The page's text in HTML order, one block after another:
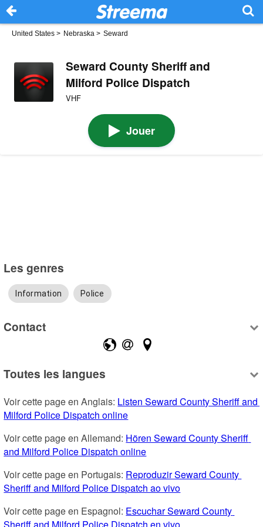
United States > Nebraska > Seward
Seward County Sheriff and
Milford Police Dispatch
VHF
Jouer
Les genres
Information Police
Contact
Toutes les langues
Voir cette page en Anglais: Listen Seward County Sheriff and
Milford Police Dispatch online
Voir cette page en Allemand: Hören Seward County Sheriff
and Milford Police Dispatch online
Voir cette page en Portugais: Reproduzir Seward County
Sheriff and Milford Police Dispatch ao vivo
Voir cette page en Espagnol: Escuchar Seward County
Sheriff and Milford Police Dispatch en vivo